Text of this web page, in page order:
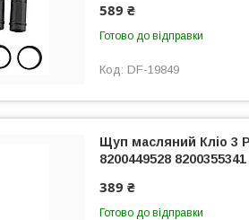
589 ₴
Готово до відправки
DF-19849
Щуп масляний Кліо 3
8200449528 8200355341
389 ₴
Готово до відправки